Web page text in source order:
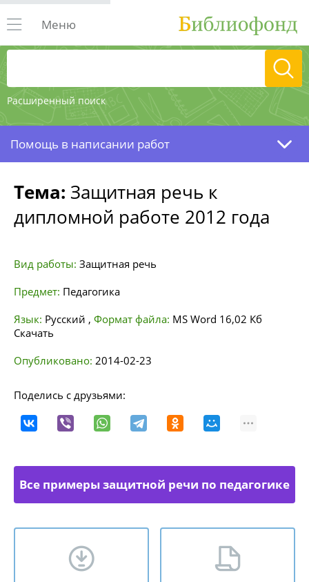
Расширенный поиск
Меню
Помощь в написании работ
Тема: Защитная речь к
дипломной работе 2012 года
Вид работы: Защитная речь
Предмет: Педагогика
Язык: Русский , Формат файла: MS Word 16,02 Кб
Скачать
Опубликовано: 2014-02-23
Поделись с друзьями:
Все примеры защитной речи по педагогике